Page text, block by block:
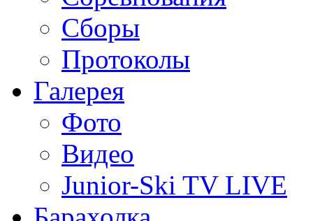
Сборы
Протоколы
Галерея
Фото
Видео
Junior-Ski TV LIVE